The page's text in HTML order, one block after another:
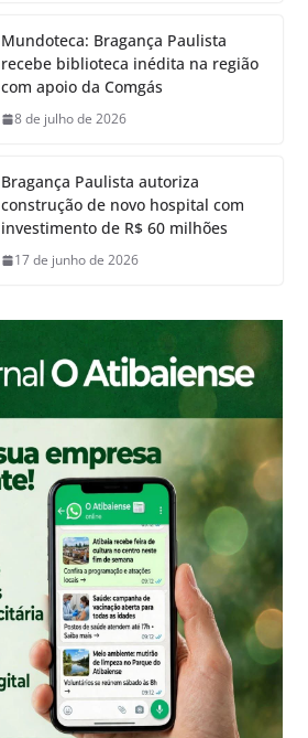
Mundoteca: Bragança Paulista
recebe biblioteca inédita na região
com apoio da Comgás
8 de julho de 2026
Bragança Paulista autoriza
construção de novo hospital com
investimento de R$ 60 milhões
17 de junho de 2026